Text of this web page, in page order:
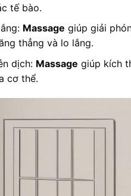
tế bào.
Massage giúp giải
thẳng và lo lắng.
dịch: Massage giúp kích
cơ thể.